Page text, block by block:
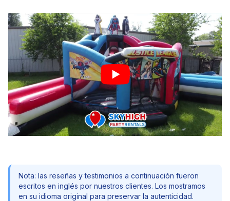
Nota: las reseñas y testimonios a continuación fueron
escritos en inglés por nuestros clientes. Los mostramos
en su idioma original para preservar la autenticidad.